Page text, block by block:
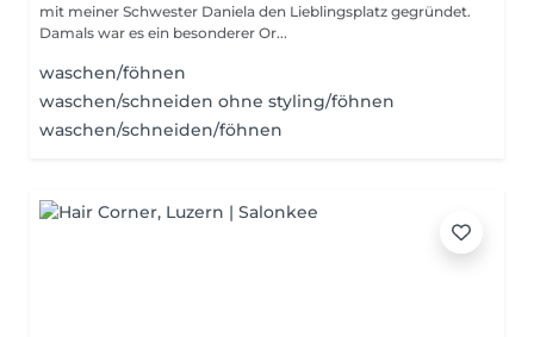
mit meiner Schwester Daniela den Lieblingsplatz gegründet.
Damals war es ein besonderer Or...
waschen/föhnen
waschen/schneiden ohne styling/föhnen
waschen/schneiden/föhnen